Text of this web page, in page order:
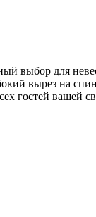
выбор для
вырез на
гостей вашей